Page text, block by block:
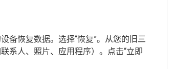
备恢复数据。选择“恢复”。从您的旧三
系人、照片、应用程序）。点击“立即